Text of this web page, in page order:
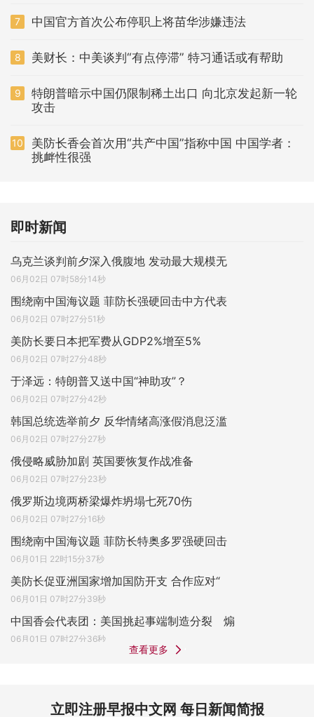
7 中国官方首次公布停职上将苗华涉嫌违法
8 美财长：中美谈判“有点停滞” 特习通话或有帮助
9
特朗普暗示中国仍限制稀土出口 向北京发起新一轮
攻击
10
美防长香会首次用“共产中国”指称中国 中国学者：
挑衅性很强
即时新闻
乌克兰谈判前夕深入俄腹地 发动最大规模无
06月02日 07时58分14秒
围绕南中国海议题 菲防长强硬回击中方代表
06月02日 07时27分51秒
美防长要日本把军费从GDP2%增至5%
06月02日 07时27分48秒
于泽远：特朗普又送中国“神助攻”？
06月02日 07时27分42秒
韩国总统选举前夕 反华情绪高涨假消息泛滥
06月02日 07时27分27秒
俄侵略威胁加剧 英国要恢复作战准备
06月02日 07时27分23秒
俄罗斯边境两桥梁爆炸坍塌七死70伤
06月02日 07时27分16秒
围绕南中国海议题 菲防长特奥多罗强硬回击
06月01日 22时15分37秒
美防长促亚洲国家增加国防开支 合作应对“
06月01日 07时27分39秒
中国香会代表团：美国挑起事端制造分裂 煽
06月01日 07时27分36秒
查看更多
立即注册早报中文网 每日新闻简报